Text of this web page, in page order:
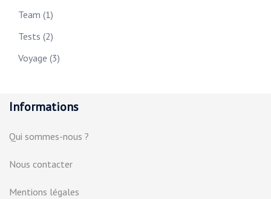
Team (1)
Tests (2)
Voyage (3)
Informations
Qui sommes-nous ?
Nous contacter
Mentions légales